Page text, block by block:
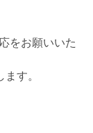
をお願いいた
す。